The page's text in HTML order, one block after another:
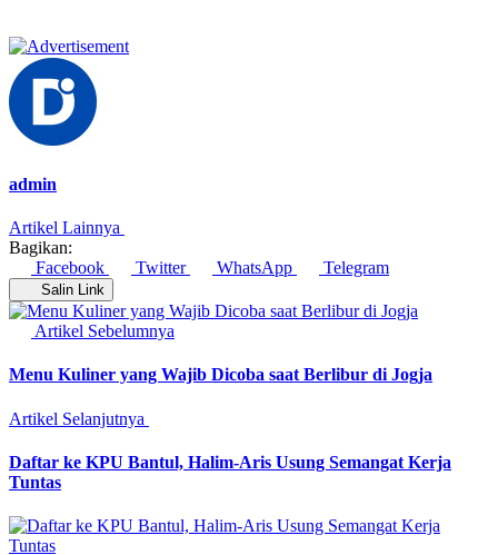
admin
Artikel Lainnya
Bagikan:
Facebook
Twitter WhatsApp Telegram
Salin Link
Artikel Sebelumnya
Menu Kuliner yang Wajib Dicoba saat Berlibur di Jogja
Artikel Selanjutnya
Daftar ke KPU Bantul, Halim-Aris Usung Semangat Kerja
Tuntas